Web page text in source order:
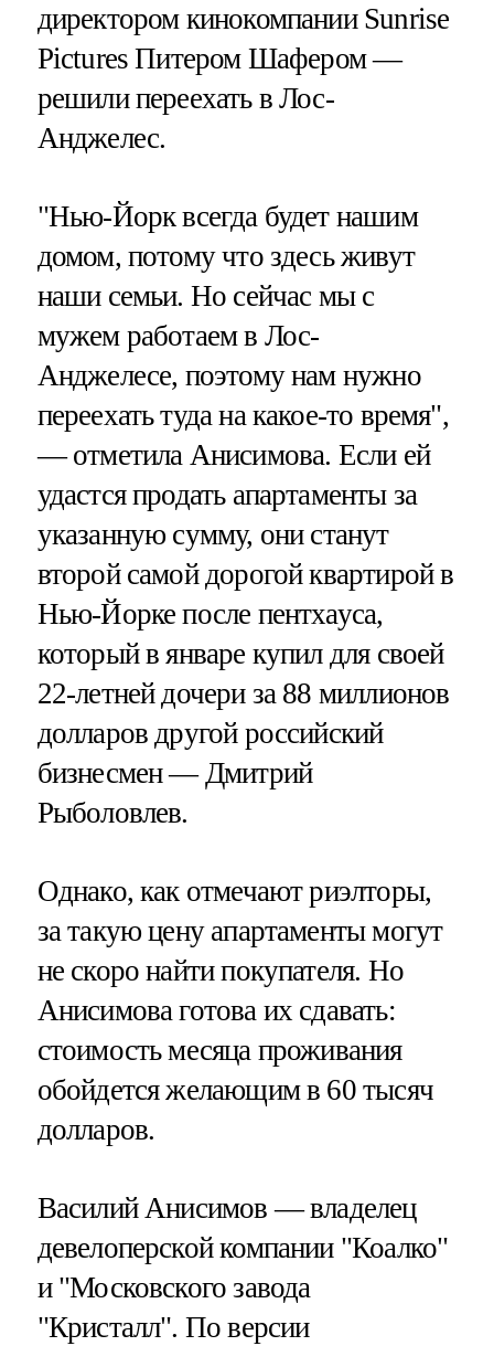
директором кинокомпании Sunrise
Pictures Питером Шафером —
решили переехать в Лос-
Анджелес.
"Нью-Йорк всегда будет нашим
домом, потому что здесь живут
наши семьи. Но сейчас мы с
мужем работаем в Лос-
Анджелесе, поэтому нам нужно
переехать туда на какое-то время",
— отметила Анисимова. Если ей
удастся продать апартаменты за
указанную сумму, они станут
второй самой дорогой квартирой в
Нью-Йорке после пентхауса,
который в январе купил для своей
22-летней дочери за 88 миллионов
долларов другой российский
бизнесмен — Дмитрий
Рыболовлев.
Однако, как отмечают риэлторы,
за такую цену апартаменты могут
не скоро найти покупателя. Но
Анисимова готова их сдавать:
стоимость месяца проживания
обойдется желающим в 60 тысяч
долларов.
Василий Анисимов — владелец
девелоперской компании "Коалко"
и "Московского завода
"Кристалл". По версии